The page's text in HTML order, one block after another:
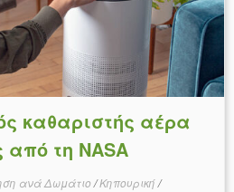
καθαριστής αέρα
τη NASA
ανά Δωμάτιο /Κηπουρική/